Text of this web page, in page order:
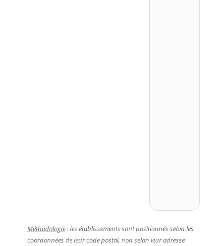
Méthodologie: les établissements sont positionnés selon les
coordonnées de leur code postal, non selon leur adresse